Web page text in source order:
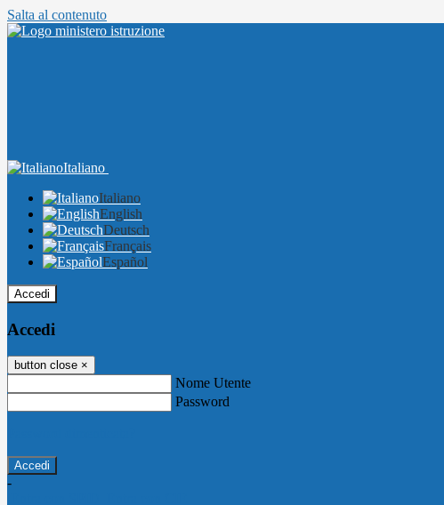
Salta al contenuto
Italiano
Italiano
English
Deutsch
Français
Español
Accedi
Accedi
button close ×
Nome Utente
Password
-